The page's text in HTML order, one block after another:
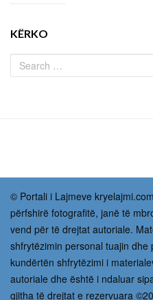
KËRKO
© Portali i Lajmeve
përfshirë fotografitë, janë të
vend për të drejtat autoriale.
shfrytëzimin personal tuajin
kundërtën shfrytëzimi i
autoriale dhe është i ndaluar
gjitha të drejtat e rezervuara